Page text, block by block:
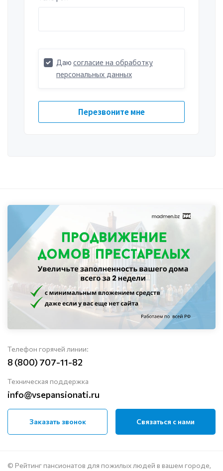
Телефон горячей линии:
8 (800) 707-11-82
Техническая поддержка
info@vsepansionati.ru
Заказать звонок Связаться с нами
© Рейтинг пансионатов для пожилых людей в вашем городе,